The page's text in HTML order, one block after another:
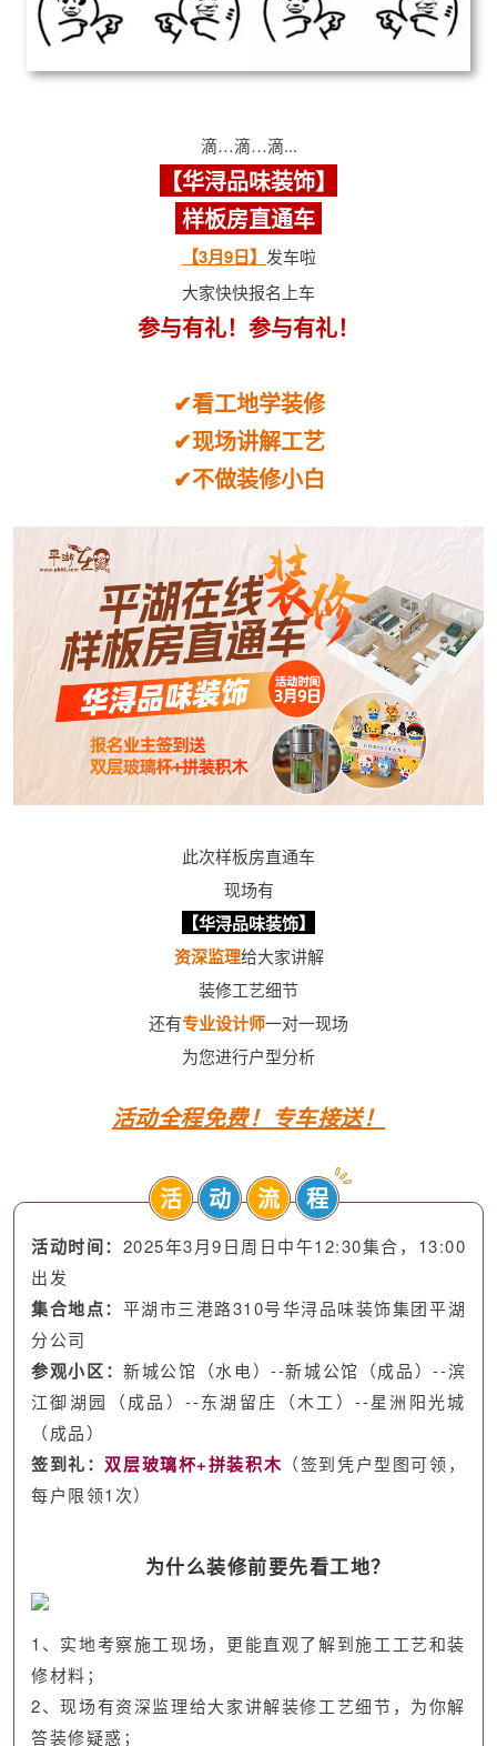
滴…滴…滴...
【华浔品味装饰】
样板房直通车
【3月9日】 发车啦
大家快快报名上车
参与有礼！参与有礼！
✔看工地学装修
✔现场讲解工艺
✔不做装修小白
此次样板房直通车
现场有
【华浔品味装饰】
资深监理给大家讲解
装修工艺细节
还有专业设计师一对一现场
为您进行户型分析
活动全程免费！专车接送！
活 动 流 程
活动时间： 2025年3月9日周日中午12:30集合，13:00
出发
集合地点： 平湖市三港路310号华浔品味装饰集团平湖
分公司
参观小区：新城公馆（水电）--新城公馆（成品）--滨
江御湖园（成品）--东湖留庄（木工）--星洲阳光城
（成品）
签到礼： 双层玻璃杯+拼装积木 （签到凭户型图可领，
每户限领1次）
为什么装修前要先看工地？
1、实地考察施工现场，更能直观了解到施工工艺和装
修材料；
2、现场有资深监理给大家讲解装修工艺细节，为你解
答装修疑惑；